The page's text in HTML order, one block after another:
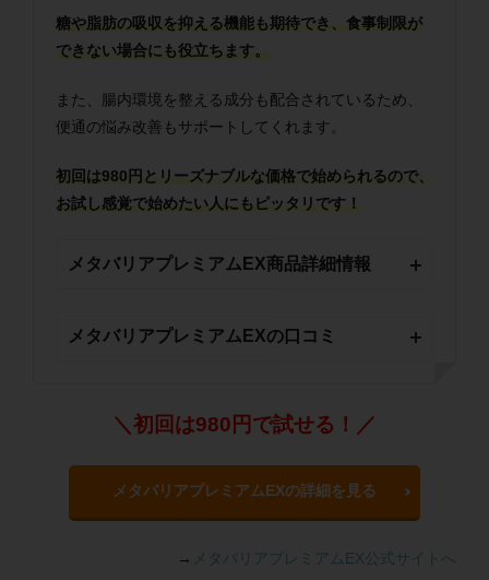
糖や脂肪の吸収を抑える機能も期待でき、食事制限が
できない場合にも役立ちます。
また、腸内環境を整える成分も配合されているため、
便通の悩み改善もサポートしてくれます。
初回は980円とリーズナブルな価格で始められるので、
お試し感覚で始めたい人にもピッタリです！
メタバリアプレミアムEX商品詳細情報
メタバリアプレミアムEXの口コミ
＼初回は980円で試せる！／
メタバリアプレミアムEXの詳細を見る
→ メタバリアプレミアムEX公式サイトへ